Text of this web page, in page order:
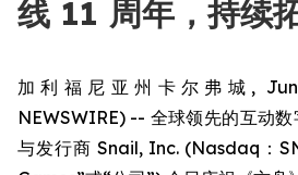
线 11 周年，持续
加利福尼亚州卡尔弗城,
NEWSWIRE) -- 全球领先的互动
与发行商 Snail, Inc. (Nasdaq：